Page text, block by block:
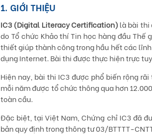
1. GIỚI THIỆU
IC3 (Digital Literacy Certification)là bài thi
do Tổ chức Khảo thí Tin học hàng đầu Thế
thiết giúp thành công trong hầu hết các
dụng Internet. Bài thi được thực hiện trực
Hiện nay, bài thi IC3 được phổ biến rộng rãi
mỗi năm được tổ chức thông qua hơn
toàn cầu.
Đặc biệt, tại Việt Nam, Chứng chỉ IC3 đã
bản quy định trong thông tư 03/BTTTT-